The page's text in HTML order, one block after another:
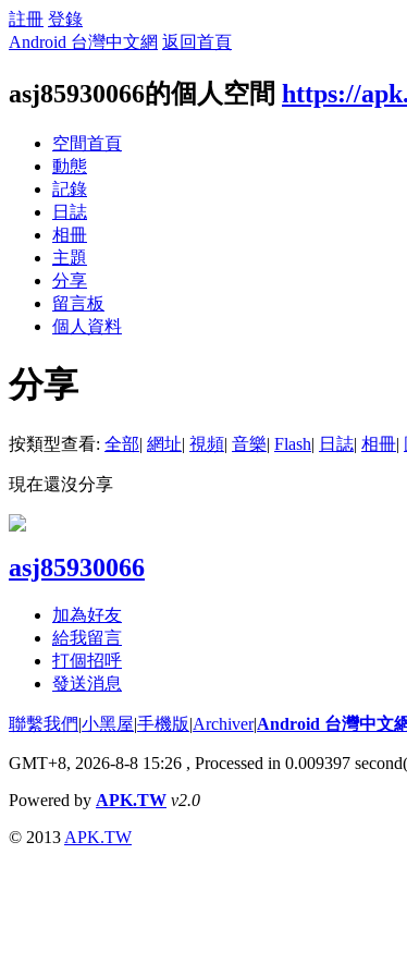
註冊 登錄
Android 台灣中文網 返回首頁
asj85930066的個人空間 https://
空間首頁
動態
記錄
日誌
相冊
主題
分享
留言板
個人資料
分享
按類型查看: 全部| 網址| 視頻| 音樂| Flash| 日誌| 相冊|
現在還沒分享
asj85930066
加為好友
給我留言
打個招呼
發送消息
聯繫我們|小黑屋|手機版|Archiver|Android 台灣中文
GMT+8, 2026-8-8 15:26 , Processed in 0.009397
Powered by APK.TW v2.0
© 2013 APK.TW